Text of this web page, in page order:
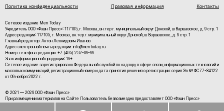
Политика конфиденциальности Правовая информация Контакты
Сетевое издание Men Today
Учредитель ООО «Фэшн Пресс»: 117105, г. Москва, вн.тер.г. муниципальный округ Донской, ш Варшавское, д. 9 стр. 1
Адрес редакции: 117105, г. Москва, вн.тер.г. муниципальный округ Донской, ш Варшавское, д. 9 стр. 1
Главный редактор: Антон Леонидович Иванов
Адрес электронной почты редакции: info@mentoday.ru
Номер телефона редакции: +7 (495) 252-09-99
Знак информационной продукции: 16+
Cетевое издание зарегистрировано Федеральной службой по надзору в сфере связи, информационных технологий и
массовых коммуникаций, регистрационный номер и дата принятия решения о регистрации: серия Эл № ФС77-84122
от 09 ноября 2022 г.
© 2021 — 2026 ООО «Фэшн Пресс»
При размещении материалов на Сайте Пользователь безвозмездно предоставляет ООО «Фэшн Пресс»